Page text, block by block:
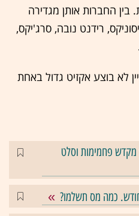
בין החברות אותן מגדירה
רידנט נובה, סרג'יקס,
לא בוצע אקזיט גדול באחת
פחמימות וסלט